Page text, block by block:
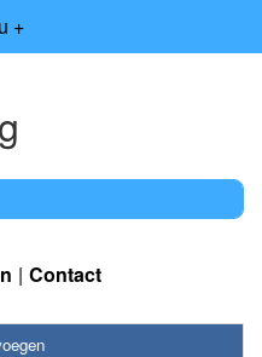
+
Contact